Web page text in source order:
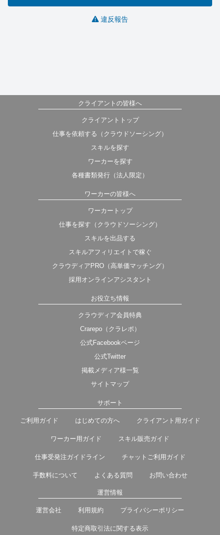
違反報告
クライアントの皆様へ
クライアントトップ
仕事を依頼する（クラウドソーシング）
スキルを探す
ワーカーを探す
各種書類発行（法人限定）
ワーカーの皆様へ
ワーカートップ
仕事を探す（クラウドソーシング）
スキルを出品する
スキルアフィリエイトで稼ぐ
クラウディアPRO（高単価マッチング）
採用オンラインアシスタント
お役立ち情報
クラウディア会員特典
Crarepo（クラレポ）
公式Facebookページ
公式Twitter
掲載メディア様一覧
サイトマップ
サポート
ご利用ガイド はじめての方へ クライアント用ガイド
ワーカー用ガイド スキル販売ガイド
仕事受発注ガイドライン チャットご利用ガイド
手数料について よくある質問 お問い合わせ
運営情報
運営会社 利用規約 プライバシーポリシー
特定商取引法に関する表示